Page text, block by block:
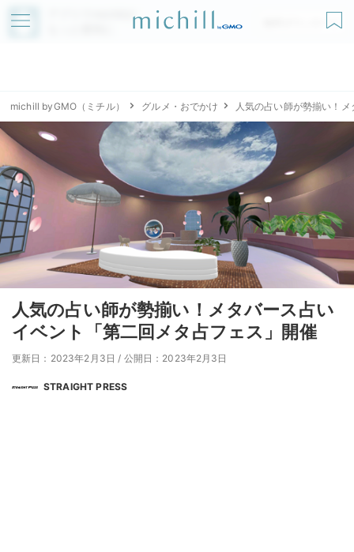
アプリでmichillが
無料ダウンロード
michill byGMO（ミチル） グルメ・おでかけ 人気の占い師が勢揃い！
人気の占い師が勢揃い！メタバース占い
イベント「第二回メタ占フェス」開催
更新日：2023年2月3日 / 公開日：2023年2月3日
STRAIGHT PRESS